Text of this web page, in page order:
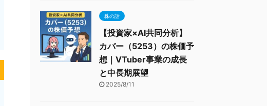
株の話
【投資家×AI共同分析】
カバー（5253）の株価予
想｜VTuber事業の成長
と中長期展望
2025/8/11